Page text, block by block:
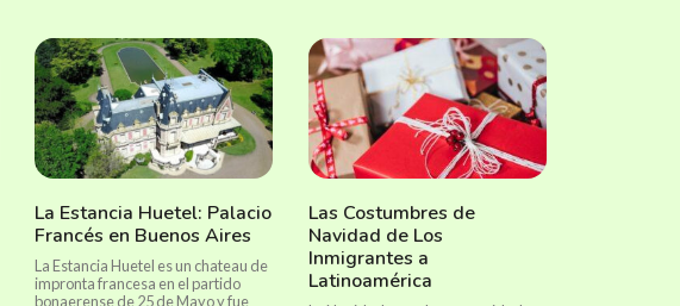
La Estancia Huetel: Palacio
Francés en Buenos Aires
La Estancia Huetel es un chateau de
impronta francesa en el partido
bonaerense de 25 de Mayo y fue
Las Costumbres de
Navidad de Los
Inmigrantes a
Latinoamérica